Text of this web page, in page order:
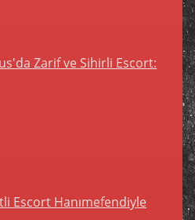
Zarif ve Sihirli Escort:
Escort Hanımefendiyle